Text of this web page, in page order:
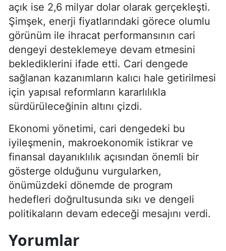
açık ise 2,6 milyar dolar olarak gerçekleşti.
Şimşek, enerji fiyatlarındaki görece olumlu
görünüm ile ihracat performansının cari
dengeyi desteklemeye devam etmesini
beklediklerini ifade etti. Cari dengede
sağlanan kazanımların kalıcı hale getirilmesi
için yapısal reformların kararlılıkla
sürdürüleceğinin altını çizdi.
Ekonomi yönetimi, cari dengedeki bu
iyileşmenin, makroekonomik istikrar ve
finansal dayanıklılık açısından önemli bir
gösterge olduğunu vurgularken,
önümüzdeki dönemde de program
hedefleri doğrultusunda sıkı ve dengeli
politikaların devam edeceği mesajını verdi.
Yorumlar